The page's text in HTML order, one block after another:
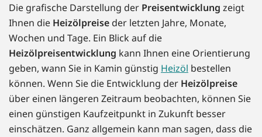
Die grafische Darstellung der Preisentwicklung zeigt
Ihnen die Heizölpreise der letzten Jahre, Monate,
Wochen und Tage. Ein Blick auf die
Heizölpreisentwicklung kann Ihnen eine Orientierung
geben, wann Sie in Kamin günstig Heizöl bestellen
können. Wenn Sie die Entwicklung der Heizölpreise
über einen längeren Zeitraum beobachten, können Sie
einen günstigen Kaufzeitpunkt in Zukunft besser
einschätzen. Ganz allgemein kann man sagen, dass die